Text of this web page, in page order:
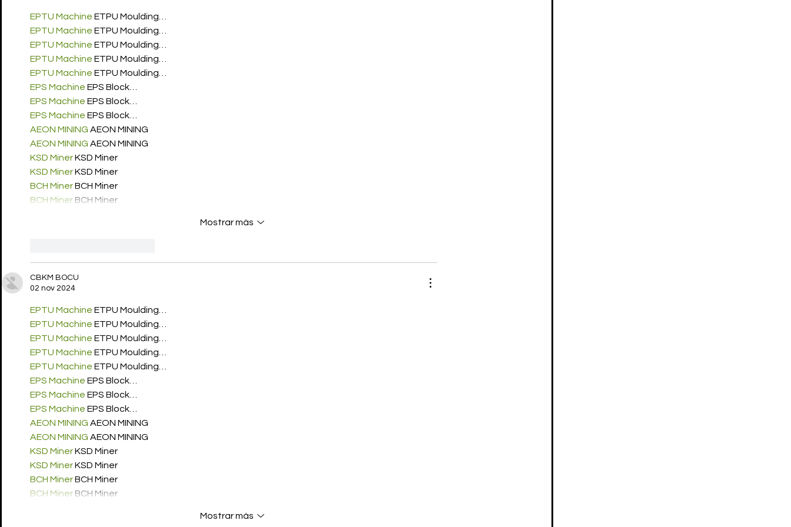
EPTU Machine ETPU Moulding…
EPTU Machine ETPU Moulding…
EPTU Machine ETPU Moulding…
EPTU Machine ETPU Moulding…
EPTU Machine ETPU Moulding…
EPS Machine EPS Block…
EPS Machine EPS Block…
EPS Machine EPS Block…
AEON MINING AEON MINING
AEON MINING AEON MINING
KSD Miner KSD Miner
KSD Miner KSD Miner
BCH Miner BCH Miner
BCH Miner BCH Miner
Mostrar más
CBKM BOCU
02 nov 2024
EPTU Machine ETPU Moulding…
EPTU Machine ETPU Moulding…
EPTU Machine ETPU Moulding…
EPTU Machine ETPU Moulding…
EPTU Machine ETPU Moulding…
EPS Machine EPS Block…
EPS Machine EPS Block…
EPS Machine EPS Block…
AEON MINING AEON MINING
AEON MINING AEON MINING
KSD Miner KSD Miner
KSD Miner KSD Miner
BCH Miner BCH Miner
BCH Miner BCH Miner
Mostrar más